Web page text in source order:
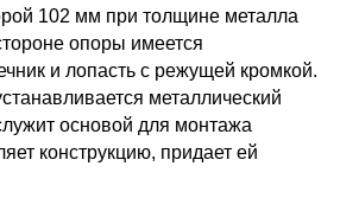
102 мм при толщине металла
опоры имеется
и лопасть с режущей кромкой.
металлический
основой для монтажа
конструкцию, придает ей